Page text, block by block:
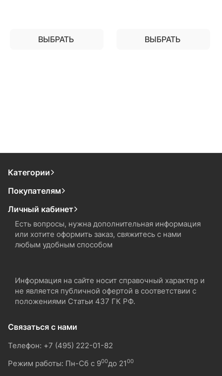
ВЫБРАТЬ ВЫБРАТЬ
Категории
Покупателям
Личный кабинет
Есть вопросы, нужна дополнительная информация
или хотите оформить заказ, свяжитесь с нами
любым удобным способом
Информация на сайте носит справочный характер и
не является публичной офертой в соответствии с
положениями Статьи 437 ГК РФ.
Связаться с нами
Телефон: +7 (495) 222-01-82
Режим работы: Пн-Сб с 900до 2100